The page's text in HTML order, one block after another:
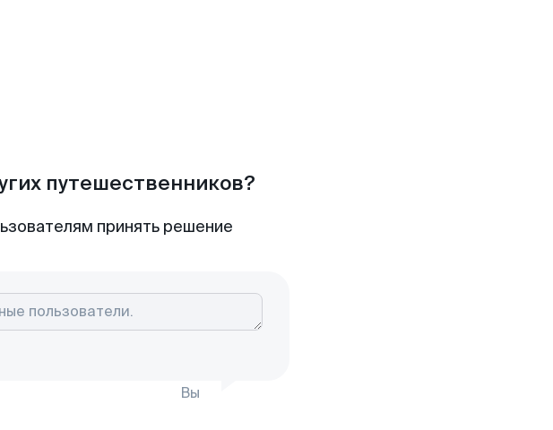
путешественников?
принять решение
Вы